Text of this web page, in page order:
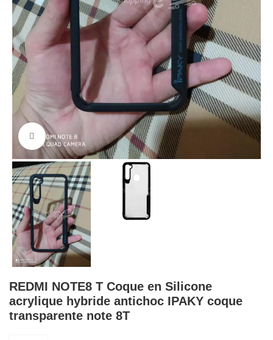
Cliquez pour agrandir
REDMI NOTE8 T Coque en Silicone
acrylique hybride antichoc IPAKY coque
transparente note 8T